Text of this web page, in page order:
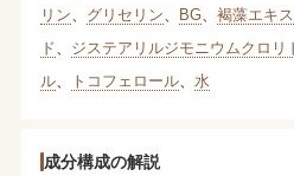
リン
グリセリン BG、 褐藻エキス
ド
ジステアリルジモニウムクロリ
ル、 トコフェロール、 水
成分構成の解説